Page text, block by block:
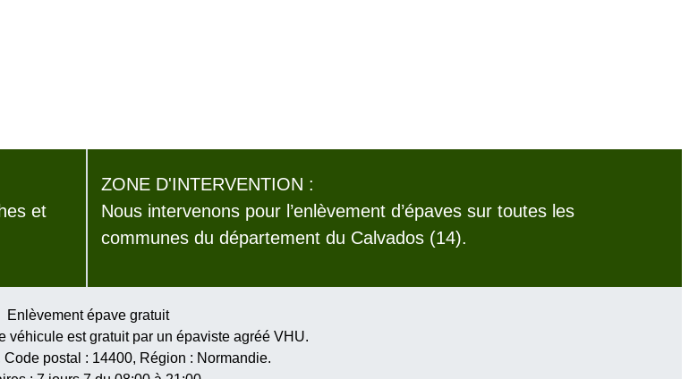
et
ZONE D'INTERVENTION :
Nous intervenons pour l’enlèvement d’épaves sur toutes les
communes du département du Calvados (14).
Enlèvement épave gratuit
véhicule est gratuit par un épaviste agréé VHU.
Code postal : 14400, Région : Normandie.